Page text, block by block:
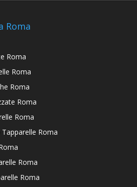
Roma
Roma
Roma
Roma
Roma
Roma
Roma
Roma
Roma